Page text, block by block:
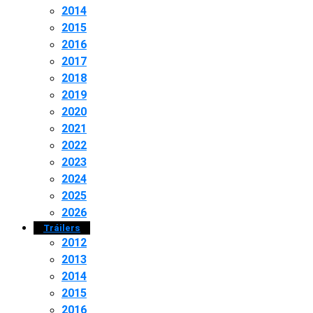
2014
2015
2016
2017
2018
2019
2020
2021
2022
2023
2024
2025
2026
Tráilers
2012
2013
2014
2015